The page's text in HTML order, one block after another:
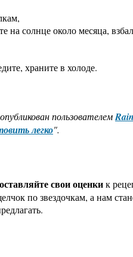
на солнце около месяца,
храните в холоде.
пользователем
легко".
оставляйте свои оценкик
по звездочкам, а нам